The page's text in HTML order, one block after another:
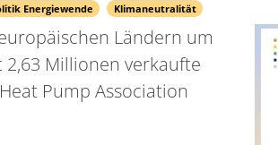
Energiewende Klimaneutralität
Ländern um
Millionen verkaufte
Pump Association